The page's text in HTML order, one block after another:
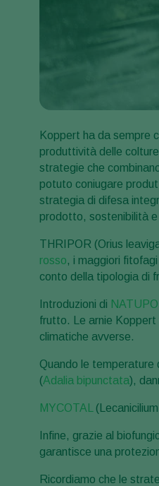
Koppert ha da sempre
produttività delle
strategie che
potuto coniugare
strategia di difesa
prodotto, sostenibilità
THRIPOR (Orius
rosso, i maggiori
conto della tipologia di
Introduzioni di NATUPOL
frutto. Le arnie Koppert
climatiche avverse.
Quando le
(Adalia bipunctata),
MYCOTAL
Infine, grazie al
garantisce una
Ricordiamo che le